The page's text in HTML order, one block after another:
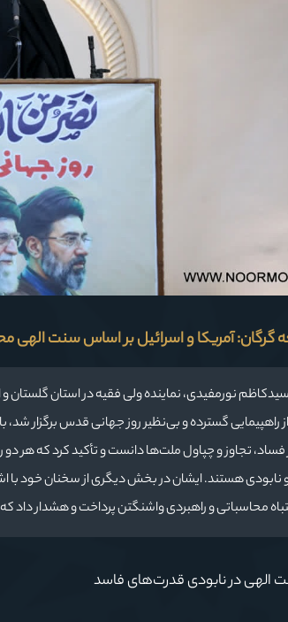
گرگان: آمریکا و اسرائیل بر اساس سنت الهی
سیدکاظم نورمفیدی، نماینده ولی فقیه در استان
راهپیمایی گسترده و بی‌نظیر روز جهانی قدس برگزار شد،
فساد، تجاوز و چپاول ملت‌ها دانست و تأکید کرد که هر
نابودی هستند. ایشان در بخش دیگری از سخنان خود با
محاسباتی و راهبردی واشنگتن پرداخت و هشدار داد
الهی در نابودی قدرت‌های فاسد